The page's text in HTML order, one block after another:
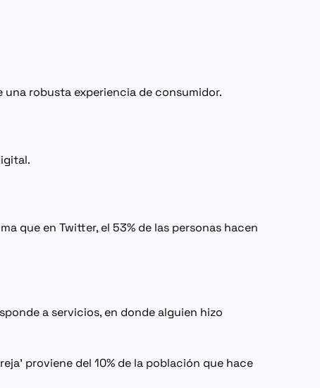
robusta experiencia de consumidor.
.
que en Twitter, el 53% de las personas hacen
a servicios, en donde alguien hizo
proviene del 10% de la población que hace